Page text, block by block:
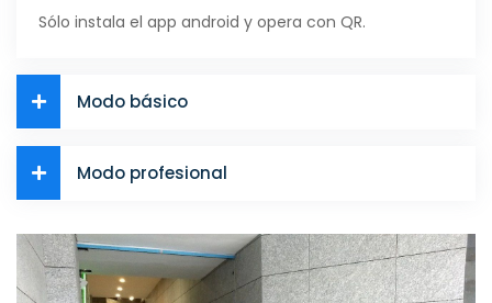
Sólo instala el app android y opera con QR.
Modo básico
Modo profesional